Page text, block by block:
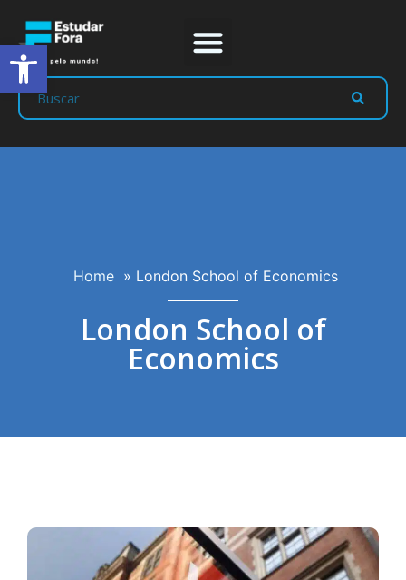
Home » London School of Economics
London School of
Economics
Abrir a barra de ferramentas